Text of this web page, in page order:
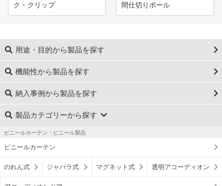
ク・クリップ
間仕切りポール
用途・目的から製品を探す
機能性から製品を探す
納入事例から製品を探す
製品カテゴリーから探す
ビニールカーテン・ビニール製品
ビニールカーテン
のれん式 ジャバラ式 マグネット式 透明アコーディオン